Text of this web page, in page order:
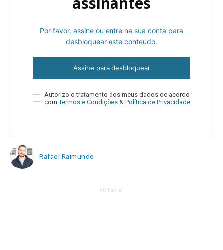
Por favor, assine ou entre na sua conta para
desbloquear este conteúdo.
Assine para desbloquear
Autorizo o tratamento dos meus dados de acordo
comTermos e Condições & Política de Privacidade
Rafael Raimundo
AD Footer